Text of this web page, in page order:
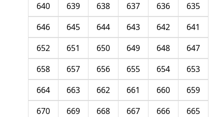
635
636
637
638
639
640
641
642
643
644
645
646
647
648
649
650
651
652
653
654
655
656
657
658
659
660
661
662
663
664
665
666
667
668
669
670